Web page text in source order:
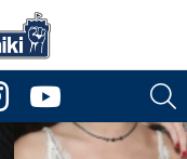
instagramyoutube